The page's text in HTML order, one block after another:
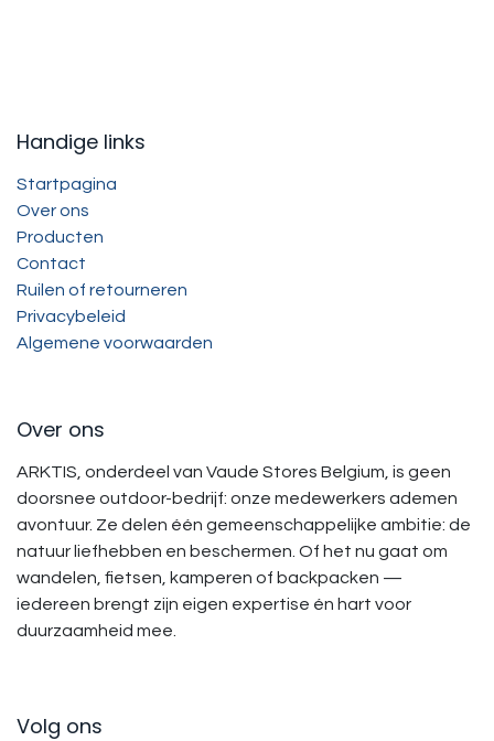
Handige links
Startpagina
Over ons
Producten
Contact
Ruilen of retourneren
Privacybeleid
Algemene voorwaarden
Over ons
ARKTIS, onderdeel van Vaude Stores Belgium, is geen
doorsnee outdoor-bedrijf: onze medewerkers ademen
avontuur. Ze delen één gemeenschappelijke ambitie: de
natuur liefhebben en beschermen. Of het nu gaat om
wandelen, fietsen, kamperen of backpacken —
iedereen brengt zijn eigen expertise én hart voor
duurzaamheid mee.
Volg ons